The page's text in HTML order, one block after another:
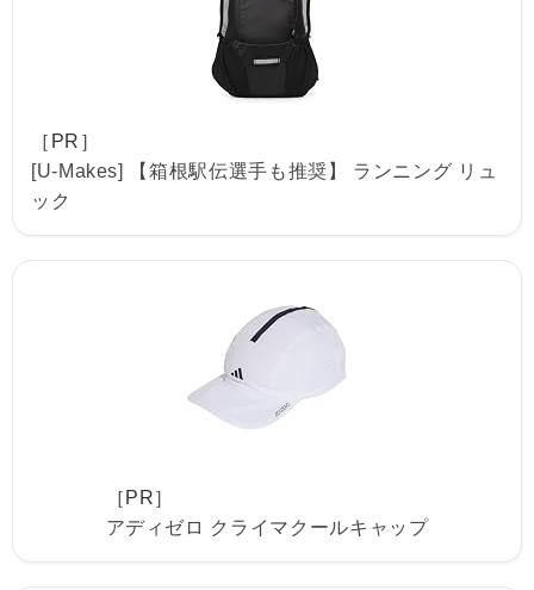
［PR］
[U-Makes] 【箱根駅伝選手も推奨】 ランニング リュ
ック
［PR］
アディゼロ クライマクールキャップ